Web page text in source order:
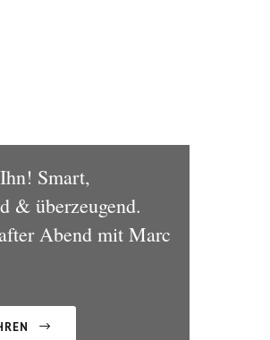
Smart,
& überzeugend.
Abend mit Marc